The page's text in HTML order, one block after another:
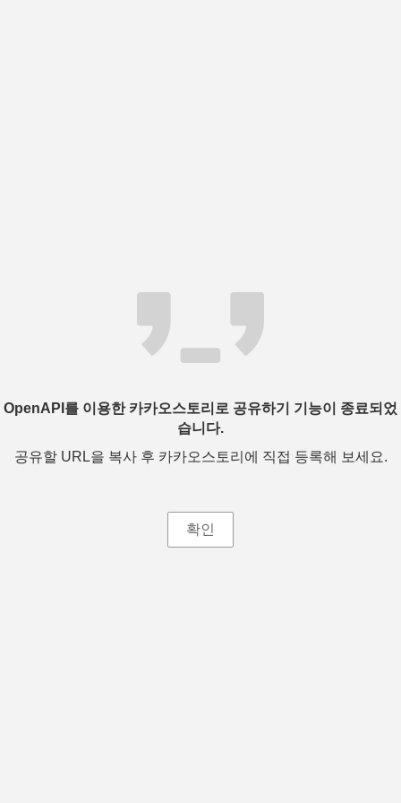
OpenAPI를 이용한 카카오스토리로 공유하기 기능이 종료되었
습니다.
공유할 URL을 복사 후 카카오스토리에 직접 등록해 보세요.
확인